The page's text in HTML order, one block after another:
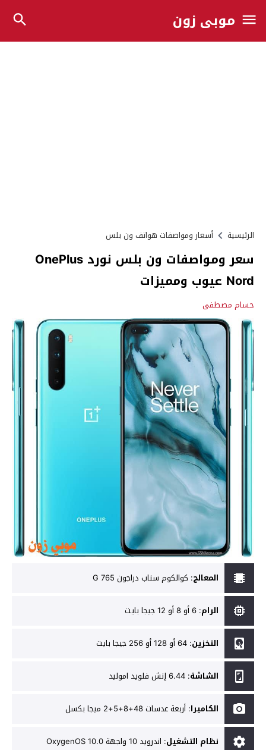
موبي زون
الرئيسية أسعار ومواصفات هواتف ون بلس
سعر ومواصفات ون بلس نورد OnePlus
Nord عيوب ومميزات
حسام مصطفى
المعالج: كوالكوم سناب دراجون 765 G
الرام: 6 أو 8 أو 12 جيجا بايت
التخزين: 64 أو 128 أو 256 جيجا بايت
الشاشة: 6.44 إنش فلويد اموليد
الكاميرا: أربعة عدسات 48+8+5+2 ميجا بكسل
نظام التشغيل: اندرويد 10 واجهة OxygenOS 10.0